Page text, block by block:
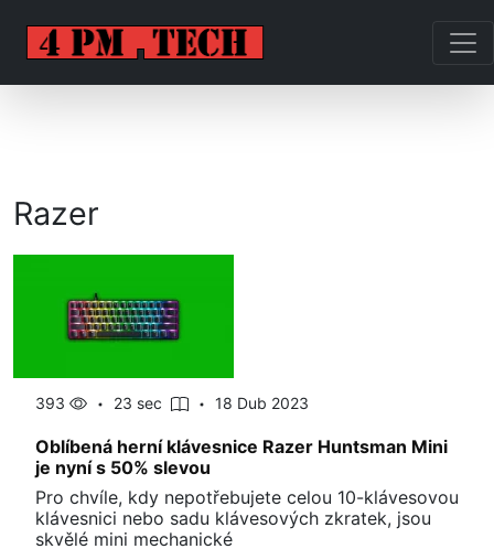
Razer
393 23 sec 18 Dub 2023
Oblíbená herní klávesnice Razer Huntsman Mini
je nyní s 50% slevou
Pro chvíle, kdy nepotřebujete celou 10-klávesovou
klávesnici nebo sadu klávesových zkratek, jsou
skvělé mini mechanické